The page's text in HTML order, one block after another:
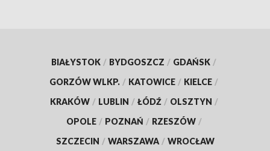
BIAŁYSTOK / BYDGOSZCZ / GDAŃSK /
GORZÓW WLKP. / KATOWICE / KIELCE /
KRAKÓW / LUBLIN / ŁÓDŹ / OLSZTYN /
OPOLE / POZNAŃ / RZESZÓW /
SZCZECIN / WARSZAWA / WROCŁAW